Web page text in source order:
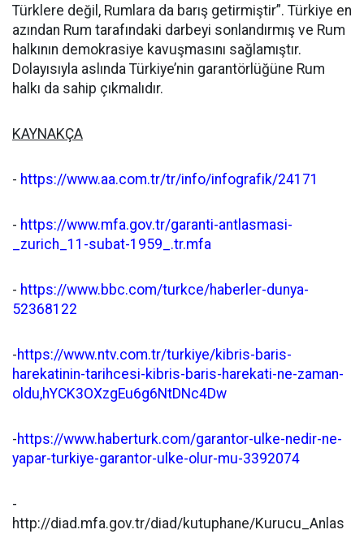
Türklere değil, Rumlara da barış getirmiştir”. Türkiye en
azından Rum tarafındaki darbeyi sonlandırmış ve Rum
halkının demokrasiye kavuşmasını sağlamıştır.
Dolayısıyla aslında Türkiye’nin garantörlüğüne Rum
halkı da sahip çıkmalıdır.
KAYNAKÇA
- https://www.aa.com.tr/tr/info/infografik/24171
- https://www.mfa.gov.tr/garanti-antlasmasi-
_zurich_11-subat-1959_.tr.mfa
- https://www.bbc.com/turkce/haberler-dunya-
52368122
-https://www.ntv.com.tr/turkiye/kibris-baris-
harekatinin-tarihcesi-kibris-baris-harekati-ne-zaman-
oldu,hYCK3OXzgEu6g6NtDNc4Dw
-https://www.haberturk.com/garantor-ulke-nedir-ne-
yapar-turkiye-garantor-ulke-olur-mu-3392074
-
http://diad.mfa.gov.tr/diad/kutuphane/Kurucu_Anlas